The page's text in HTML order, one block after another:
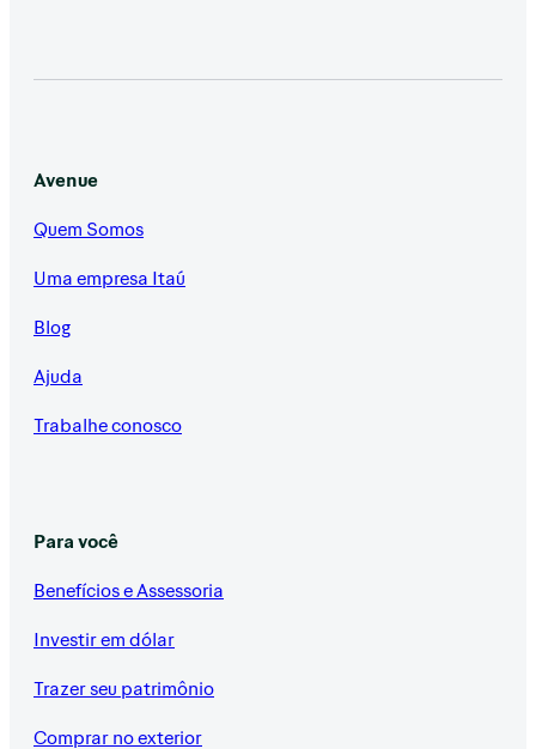
Avenue
Quem Somos
Uma empresa Itaú
Blog
Ajuda
Trabalhe conosco
Para você
Benefícios e Assessoria
Investir em dólar
Trazer seu patrimônio
Comprar no exterior